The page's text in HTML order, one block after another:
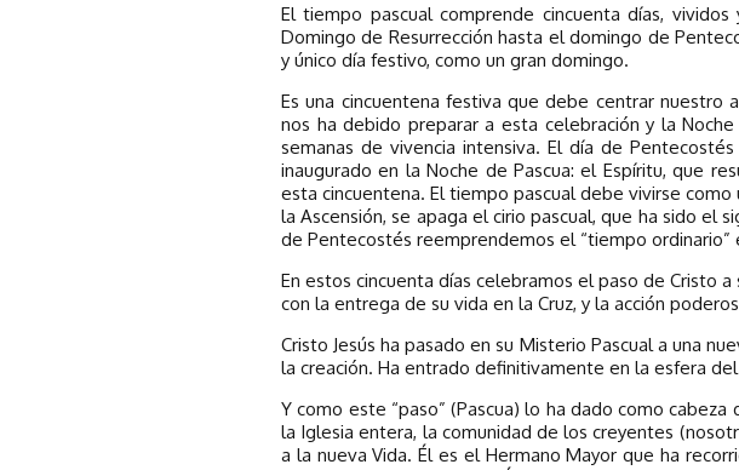
El tiempo pascual comprende cincuenta días,
Domingo de Resurrección hasta el domingo de
y único día festivo, como un gran domingo.
Es una cincuentena festiva que debe centrar nuestro
nos ha debido preparar a esta celebración y la
semanas de vivencia intensiva. El día de
inaugurado en la Noche de Pascua: el Espíritu, que
esta cincuentena. El tiempo pascual debe vivirse
la Ascensión, se apaga el cirio pascual, que ha sido el
de Pentecostés reemprendemos el “tiempo
En estos cincuenta días celebramos el paso de Cristo
con la entrega de su vida en la Cruz, y la acción
Cristo Jesús ha pasado en su Misterio Pascual a una
la creación. Ha entrado definitivamente en la esfera
Y como este “paso” (Pascua) lo ha dado como
la Iglesia entera, la comunidad de los creyentes
a la nueva Vida. Él es el Hermano Mayor que ha